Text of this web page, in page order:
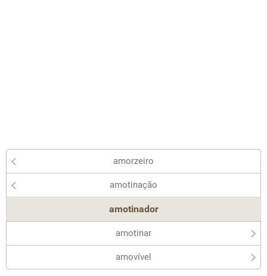
amorzeiro
amotinação
amotinador
amotinar
amovível